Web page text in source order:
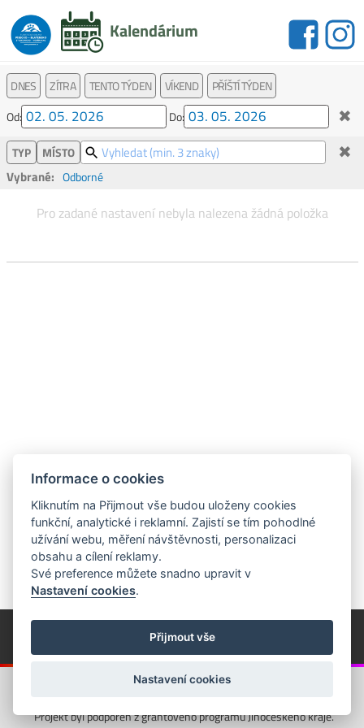
Kalendárium
DNES ZÍTRA TENTO TÝDEN VÍKEND
PŘÍŠTÍ TÝDEN
Od:
Do: ✖
TYP MÍSTO ✖
Vybrané: Odborné
Pro zadané nastavení nebyla nalezena žádná položka
© Píseckem / Kalendárium (Změna programu vyhrazena!)
(Cookies)
© 2018 - 2026 Realizace a správa webu:
Projekt byl podpořen z grantového programu Jihočeského kraje.
Informace o cookies
Kliknutím na Přijmout vše budou uloženy cookies
funkční, analytické i reklamní. Zajistí se tím pohodlné
užívání webu, měření návštěvnosti, personalizaci
obsahu a cílení reklamy.
Své preference můžete snadno upravit v
Nastavení cookies.
Přijmout vše
Nastavení cookies